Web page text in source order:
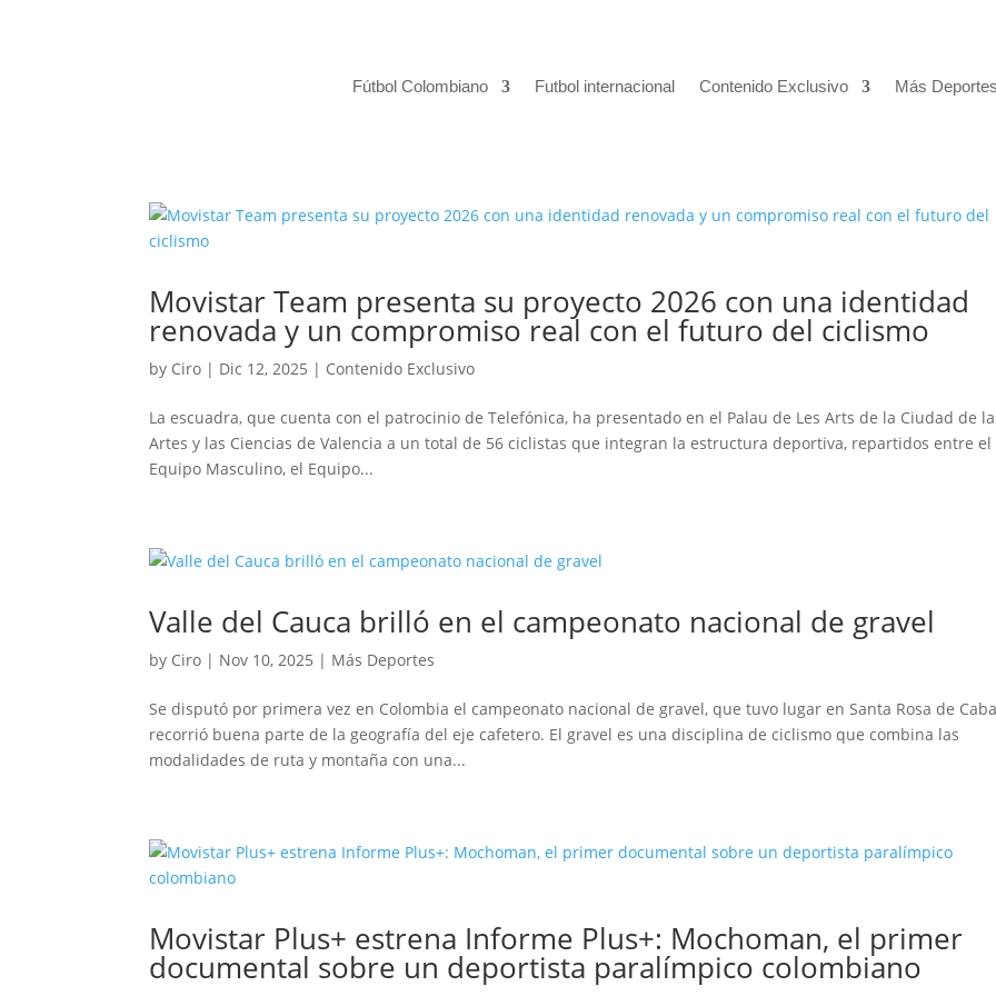
Fútbol Colombiano Futbol internacional Contenido Exclusivo Más
Movistar Team presenta su proyecto 2026 con una identidad
renovada y un compromiso real con el futuro del ciclismo
by Ciro | Dic 12, 2025 | Contenido Exclusivo
La escuadra, que cuenta con el patrocinio de Telefónica, ha presentado en el Palau de Les Arts de la Ciudad de
Artes y las Ciencias de Valencia a un total de 56 ciclistas que integran la estructura deportiva, repartidos entre el
Equipo Masculino, el Equipo...
Valle del Cauca brilló en el campeonato nacional de gravel
by Ciro | Nov 10, 2025 | Más Deportes
Se disputó por primera vez en Colombia el campeonato nacional de gravel, que tuvo lugar en Santa Rosa de
recorrió buena parte de la geografía del eje cafetero. El gravel es una disciplina de ciclismo que combina las
modalidades de ruta y montaña con una...
Movistar Plus+ estrena Informe Plus+: Mochoman, el primer
documental sobre un deportista paralímpico colombiano